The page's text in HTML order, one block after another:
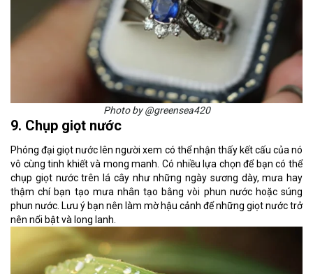
Photo by @greensea420
9. Chụp giọt nước
Phóng đại giọt nước lên người xem có thể nhận thấy kết cấu của nó
vô cùng tinh khiết và mong manh. Có nhiều lựa chọn để bạn có thể
chụp giọt nước trên lá cây như những ngày sương dày, mưa hay
thậm chí bạn tạo mưa nhân tạo bằng vòi phun nước hoặc súng
phun nước. Lưu ý bạn nên làm mờ hậu cảnh để những giọt nước trở
nên nổi bật và long lanh.